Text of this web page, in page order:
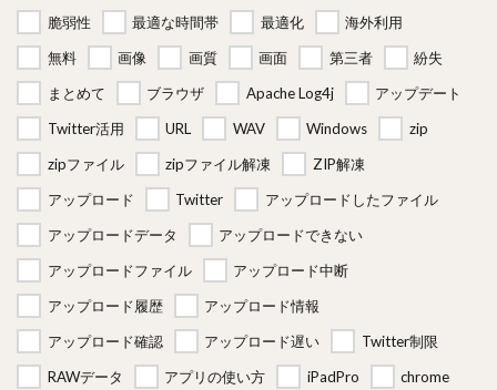
脆弱性
最適な時間帯 最適化
海外利用
無料
画像 画質 画面 第三者
紛失
まとめて
ブラウザ Apache Log4j
アップデート
Twitter活用
URL WAV Windows
zip
zipファイル
zipファイル解凍
ZIP解凍
アップロード
Twitter
アップロードしたファイル
アップロードデータ
アップロードできない
アップロードファイル
アップロード中断
アップロード履歴
アップロード情報
アップロード確認
アップロード遅い
Twitter制限
RAWデータ
アプリの使い方 iPadPro
chrome